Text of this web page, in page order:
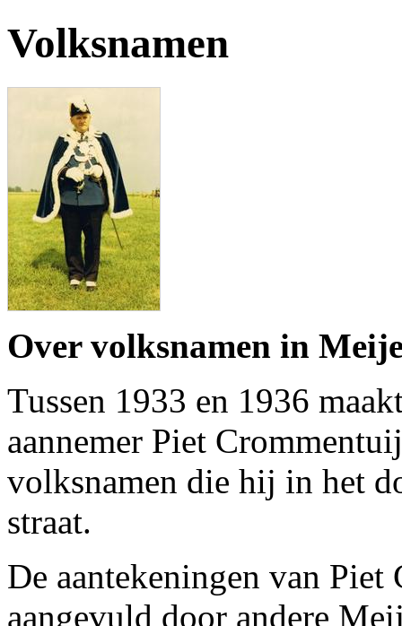
Volksnamen
Over volksnamen in
Tussen 1933 en 1936
aannemer Piet
volksnamen die hij in het
straat.
De aantekeningen van
aangevuld door andere